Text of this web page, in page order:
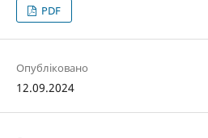
PDF
Опубліковано
12.09.2024